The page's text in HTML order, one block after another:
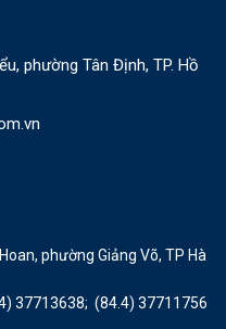
phường Tân Định, TP. Hồ
phường Giảng Võ, TP Hà
37713638; (84.4) 37711756